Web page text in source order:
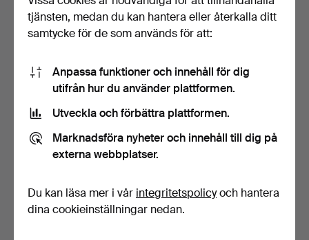
USSR, 1900-tal.
tjänsten, medan du kan hantera eller återkalla ditt
samtycke för de som används för att:
Anpassa funktioner och innehåll för dig
utifrån hur du använder plattformen.
Utveckla och förbättra plattformen.
Marknadsföra nyheter och innehåll till dig på
externa webbplatser.
Du kan läsa mer i vår integritetspolicyoch hantera
dina cookieinställningar nedan.